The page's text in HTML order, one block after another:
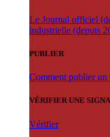
Le Journal officiel
industrielle (depuis
PUBLIER
Comment publier un
VÉRIFIER UNE
Vérifier